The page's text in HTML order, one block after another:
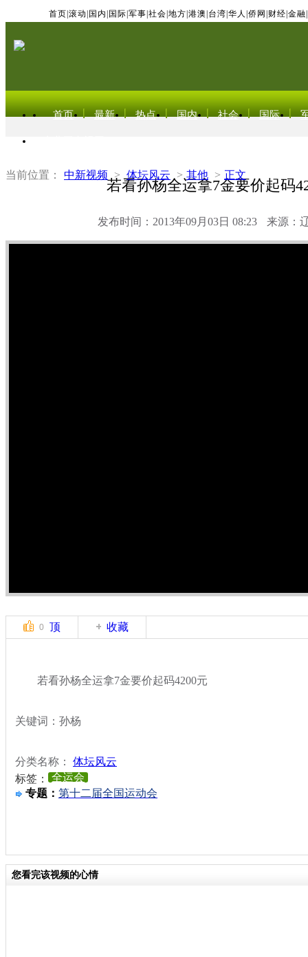
首页 滚动 国内 国际 军事 社会 地方 港澳 台湾 华人 侨网 财经 金融
首页 最新 热点 国内 社会 国际
当前位置： 中新视频 > 体坛风云 > 其他 > 正文
若看孙杨全运拿7金要价起码
发布时间：2013年09月03日 08:23 来源：
0 顶 收藏
若看孙杨全运拿7金要价起码4200元
关键词：孙杨
分类名称： 体坛风云
标签：
全运会
专题： 第十二届全国运动会
您看完该视频的心情